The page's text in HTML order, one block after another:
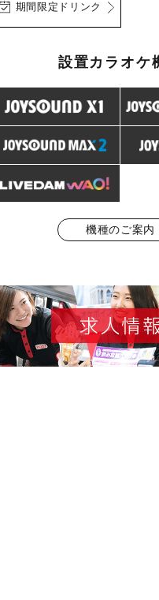
期間限定ドリンク
設置カラオケ
機種のご案内